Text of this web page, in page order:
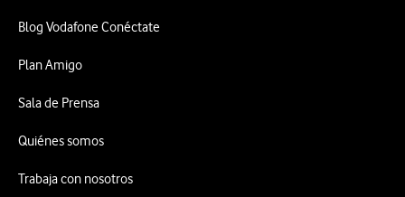
Blog Vodafone Conéctate
Plan Amigo
Sala de Prensa
Quiénes somos
Trabaja con nosotros